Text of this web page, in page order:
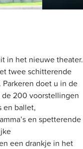
in het nieuwe theater.
twee schitterende
doet u in de
200 voorstellingen
en ballet,
en spetterende
een drankje in het